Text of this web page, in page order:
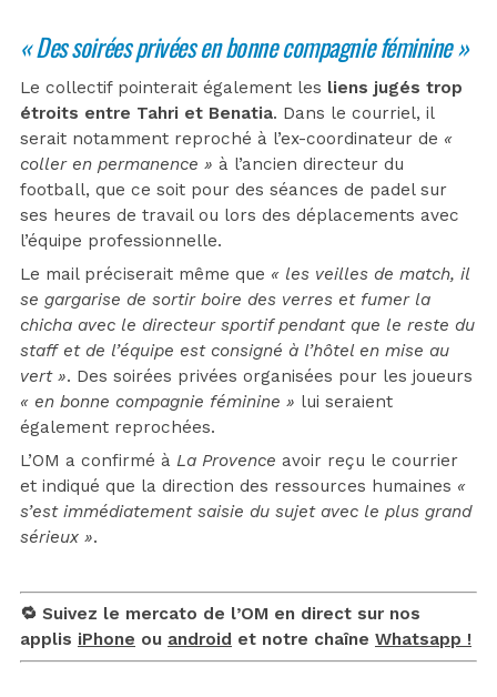
« Des soirées privées en bonne compagnie féminine »
Le collectif pointerait également les liens jugés trop
étroits entre Tahri et Benatia. Dans le courriel, il
serait notamment reproché à l’ex-coordinateur de «
coller en permanence » à l’ancien directeur du
football, que ce soit pour des séances de padel sur
ses heures de travail ou lors des déplacements avec
l’équipe professionnelle.
Le mail préciserait même que « les veilles de match, il
se gargarise de sortir boire des verres et fumer la
chicha avec le directeur sportif pendant que le reste du
staff et de l’équipe est consigné à l’hôtel en mise au
vert ». Des soirées privées organisées pour les joueurs
« en bonne compagnie féminine » lui seraient
également reprochées.
L’OM a confirmé à La Provence avoir reçu le courrier
et indiqué que la direction des ressources humaines «
s’est immédiatement saisie du sujet avec le plus grand
sérieux ».
🔁 Suivez le mercato de l’OM en direct sur nos
applis iPhone ou android et notre chaîne Whatsapp !